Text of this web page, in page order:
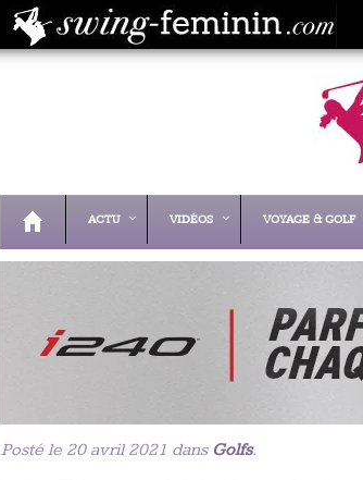
ACTU VIDÉOS VOYAGE & GOLF
Posté le 20 avril 2021 dans Golfs.